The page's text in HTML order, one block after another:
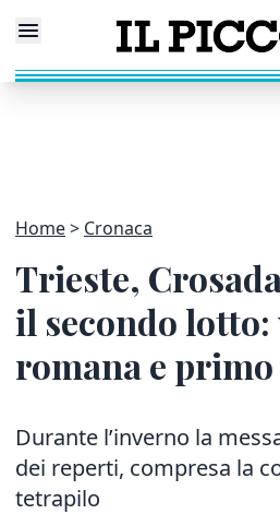
Home Cronaca
Trieste,
il secondo
romana e
Durante l’inverno la
dei reperti, compresa la
tetrapilo